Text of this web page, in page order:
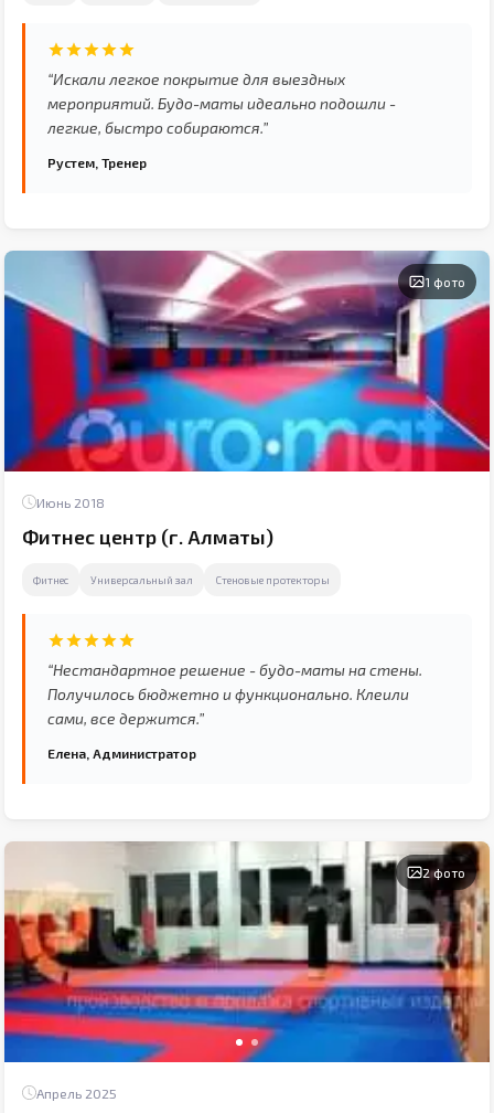
“Искали легкое покрытие для выездных
мероприятий. Будо-маты идеально подошли -
легкие, быстро собираются.”
Рустем, Тренер
1 фото
Июнь 2018
Фитнес центр (г. Алматы)
Фитнес Универсальный зал Стеновые протекторы
“Нестандартное решение - будо-маты на стены.
Получилось бюджетно и функционально. Клеили
сами, все держится.”
Елена, Администратор
2 фото
Апрель 2025